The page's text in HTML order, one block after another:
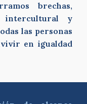
brechas,
intercultural y
las personas
en igualdad